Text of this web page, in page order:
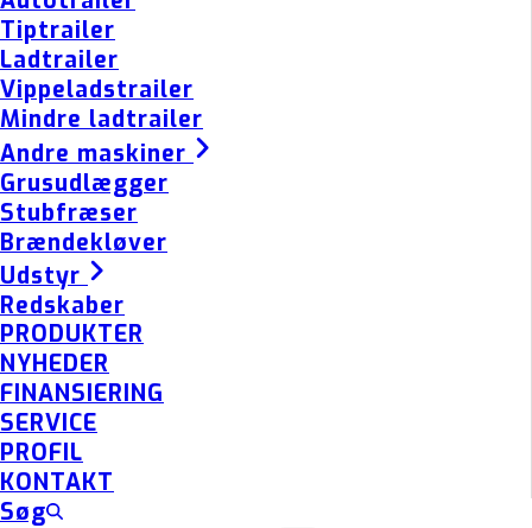
Tiptrailer
Ladtrailer
Vippeladstrailer
Mindre ladtrailer
Andre maskiner
Grusudlægger
Stubfræser
Brændekløver
Udstyr
Redskaber
PRODUKTER
NYHEDER
FINANSIERING
SERVICE
PROFIL
KONTAKT
Søg